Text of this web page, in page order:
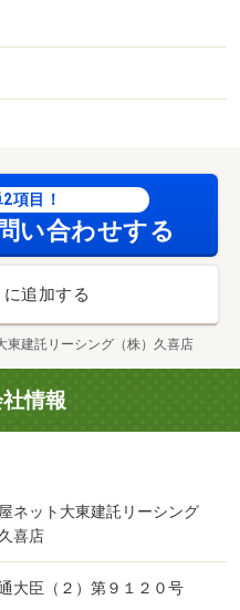
で３００ｍ／マミーマー
００ｍ／セブンイレブン
まで５５０ｍ／ローソン
項目！
い合わせする
追加する
東建託リーシング（株）久喜店
情報
ネット大東建託リーシング
喜店
大臣（２）第９１２０号